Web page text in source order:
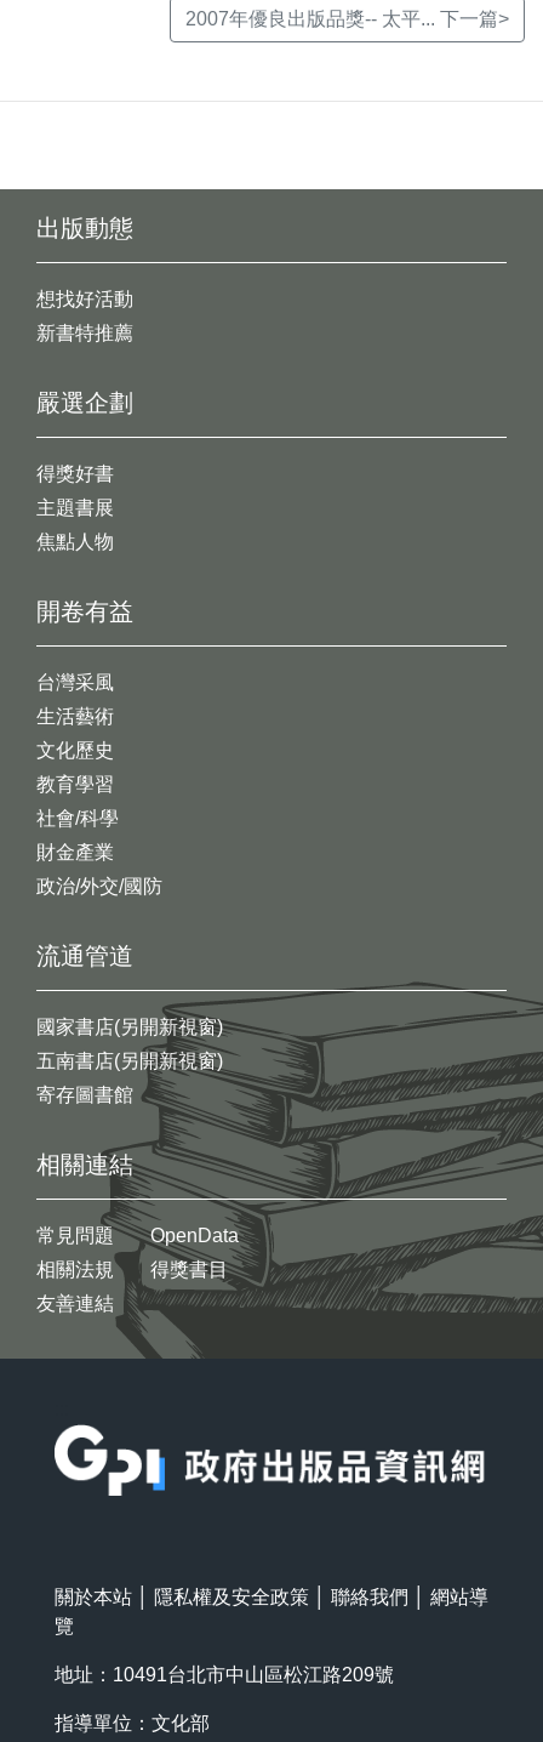
2007年優良出版品獎-- 太平... 下一篇>
出版動態
想找好活動
新書特推薦
開卷有益
台灣采風
生活藝術
文化歷史
教育學習
社會/科學
財金產業
政治/外交/國防
嚴選企劃
得獎好書
主題書展
焦點人物
流通管道
國家書店(另開新視窗)
五南書店(另開新視窗)
寄存圖書館
相關連結
常見問題
相關法規
友善連結
OpenData
得獎書目
關於本站 隱私權及安全政策 聯絡我們
網站導
覽
地址：10491台北市中山區松江路209號
指導單位：文化部